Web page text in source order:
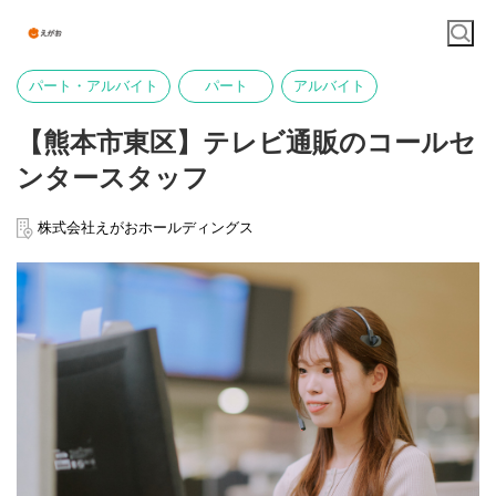
パート・アルバイト パート アルバイト
【熊本市東区】テレビ通販のコールセ
ンタースタッフ
株式会社えがおホールディングス